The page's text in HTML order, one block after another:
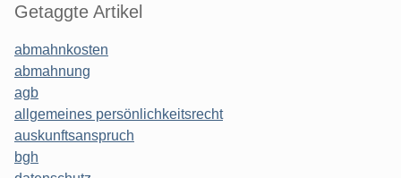
Getaggte Artikel
abmahnkosten
abmahnung
agb
allgemeines persönlichkeitsrecht
auskunftsanspruch
bgh